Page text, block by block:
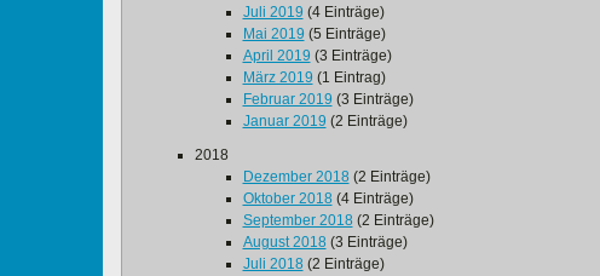
Juli 2019 (4 Einträge)
Mai 2019 (5 Einträge)
April 2019 (3 Einträge)
März 2019 (1 Eintrag)
Februar 2019 (3 Einträge)
Januar 2019 (2 Einträge)
2018
Dezember 2018(2 Einträge)
Oktober 2018(4 Einträge)
September 2018(2 Einträge)
August 2018(3 Einträge)
Juli 2018(2 Einträge)